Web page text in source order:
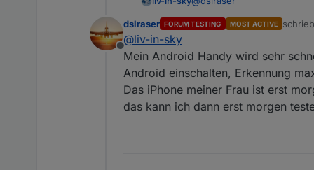
hallo - langes WE -
alles unter der
vorallem ein
welches abläuft nach dieser zeit oder wenn ein controller restart war - konnte
laufen bringen - also
bitte auch testen, ob
ich hoffe der test fällt
Spoiler
Offline
dslraser FORUM TESTING MOST ACTIVE
zuletzt
@liv-in-sky
Mein Android Handy wird sehr
Android einschalten, Erkennung
Das iPhone meiner Frau ist erst
das kann ich dann erst morgen